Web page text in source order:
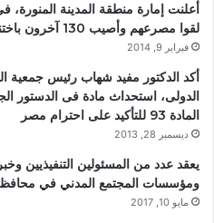
لقوا مصرعهم وأصيب 130 آخرون باختناقات إثر
فبراير 9, 2014
أكد الدكتور مفيد شهاب رئيس جمعية
الدولى، استحداث مادة فى الدستور
المادة 93 للتأكيد على احترام مصر
ديسمبر 28, 2013
يعقد عدد من المسئولين التنفيذيين
ومؤسسات المجتمع المدني في
مايو 10, 2017